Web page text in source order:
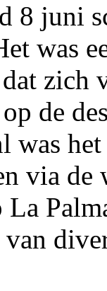
8 juni
was
zich
de
was
via de